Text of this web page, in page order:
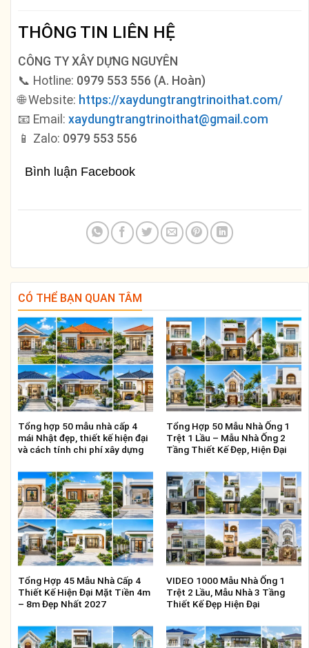
THÔNG TIN LIÊN HỆ
CÔNG TY XÂY DỰNG NGUYÊN
📞 Hotline: 0979 553 556 (A. Hoàn)
🌐 Website: https://xaydungtrangtrinoithat.com/
📧 Email: xaydungtrangtrinoithat@gmail.com
📱 Zalo: 0979 553 556
Bình luận Facebook
CÓ THỂ BẠN QUAN TÂM
Tổng hợp 50 mẫu nhà cấp 4
mái Nhật đẹp, thiết kế hiện đại
và cách tính chi phí xây dựng
Tổng Hợp 50 Mẫu Nhà Ống 1
Trệt 1 Lầu – Mẫu Nhà Ống 2
Tầng Thiết Kế Đẹp, Hiện Đại
Tổng Hợp 45 Mẫu Nhà Cấp 4
Thiết Kế Hiện Đại Mặt Tiền 4m
– 8m Đẹp Nhất 2027
VIDEO 1000 Mẫu Nhà Ống 1
Trệt 2 Lầu, Mẫu Nhà 3 Tầng
Thiết Kế Đẹp Hiện Đại